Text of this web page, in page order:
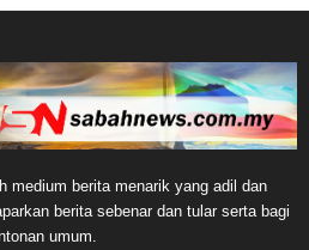
medium berita menarik yang adil dan
berita sebenar dan tular serta bagi
umum.